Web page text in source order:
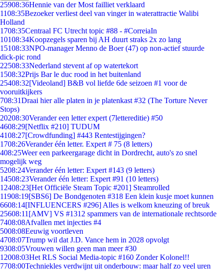
25908:36Hennie van der Most failliet verklaard
1108:35Bezoeker verliest deel van vinger in waterattractie Walibi
Holland
1708:35Centraal FC Utrecht topic #88 - #CorreiaIn
10108:34Koopzegels sparen bij AH duurt straks 2x zo lang
15108:33NPO-manager Menno de Boer (47) op non-actief stuurde
dick-pic rond
22508:33Nederland stevent af op watertekort
1508:32Prijs Bar le duc rood in het buitenland
25408:32[Videoland] B&B vol liefde 6de seizoen #1 voor de
vooruitkijkers
708:31Draai hier alle platen in je platenkast #32 (The Torture Never
Stops)
20208:30Verander een letter expert (7lettereditie) #50
4608:29[Netflix #210] TUDUM
4108:27[Crowdfunding] #443 Rentestijgingen?
1708:26Verander één letter. Expert # 75 (8 letters)
408:25Weer een parkeergarage dicht in Dordrecht, auto's zo snel
mogelijk weg
5208:24Verander één letter: Expert #143 (9 letters)
14508:23Verander één letter: Expert #91 (10 letters)
12408:23[Het Officiële Steam Topic #201] Steamrolled
11908:19[SBS6] De Bondgenoten #318 Een klein kusje moet kunnen
6608:14[INFLUENCERS #296] Alles is welkom kneuzing of breuk
25608:11 [AMV] VS #1312 spammers van de internationale rechtsorde
7408:08Afvallen met injecties #4
5008:08Eeuwig voortleven
4708:07Trump wil dat J.D. Vance hem in 2028 opvolgt
9308:05Vrouwen willen geen man meer #30
12008:03Het RLS Social Media-topic #160 Zonder Kolonel!!
7708:00Techniekles verdwijnt uit onderbouw: maar half zo veel uren